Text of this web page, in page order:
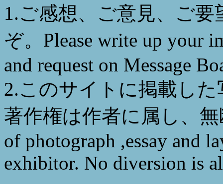
1.ご感想、ご意見、ご
ぞ。Please write up your
and request on Message
2.このサイトに掲載し
著作権は作者に属し、
of photograph ,essay and
exhibitor. No diversion is